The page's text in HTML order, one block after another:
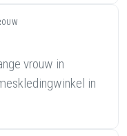
vrouw in
in